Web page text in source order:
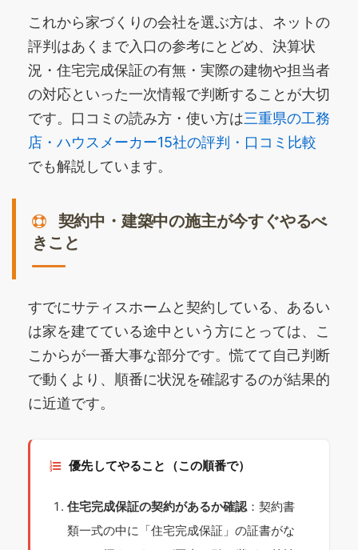
これから家づくりの会社を選ぶ方は、ネットの
評判はあくまで入口の参考にとどめ、決算状
況・住宅完成保証の有無・実際の建物や担当者
の対応といった一次情報で判断することが大切
です。口コミの読み方・使い方は三重県の工務
店・ハウスメーカー15社の評判・口コミ比較
でも解説しています。
契約中・建築中の施主が今すぐやるべ
きこと
すでにサティスホームと契約している、あるい
は家を建てている途中という方にとっては、こ
こからが一番大事な部分です。慌てて自己判断
で動くより、順番に状況を確認するのが結果的
に近道です。
優先してやること（この順番で）
住宅完成保証の契約があるか確認：契約書
類一式の中に「住宅完成保証」の証書がな